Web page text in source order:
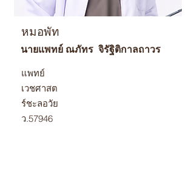
หมอพัท
นายแพทย์ ณภัทร จิรัฐิติกาลถาวร
แพทย์
เวชศาสต
ร์ชะลอวัย
ว.57946